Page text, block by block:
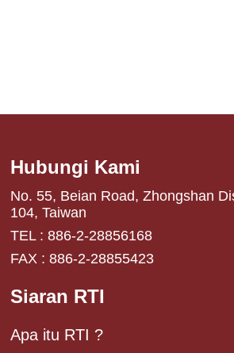
Hubungi Kami
No. 55, Beian Road, Zhongshan
104, Taiwan
TEL : 886-2-28856168
FAX : 886-2-28855423
Siaran RTI
Apa itu RTI ?